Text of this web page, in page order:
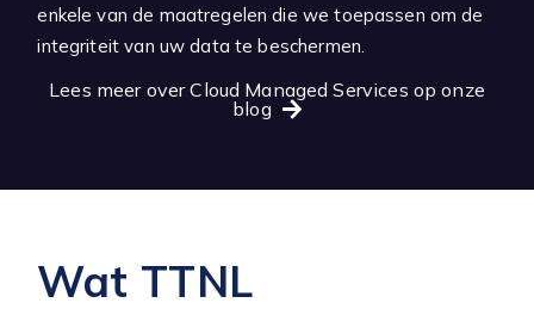
enkele van de maatregelen die we toepassen om de
integriteit van uw data te beschermen.
Lees meer over Cloud Managed Services op onze
blog
Wat TTNL